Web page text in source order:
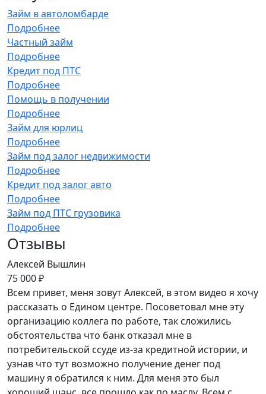
Займ в автоломбарде
Подробнее
Частный займ
Подробнее
Кредит под ПТС
Подробнее
Помощь в получении
Подробнее
Займ для юрлиц
Подробнее
Займ под залог недвижимости
Подробнее
Кредит под залог авто
Подробнее
Займ под ПТС грузовика
Подробнее
Отзывы
Алексей Вышлин
75 000 ₽
Всем привет, меня зовут Алексей, в этом видео я хочу
рассказать о Едином центре. Посоветовал мне эту
организацию коллега по работе, так сложились
обстоятельства что банк отказал мне в
потребительской ссуде из-за кредитной истории, и
узнав что тут возможно получение денег под
машину я обратился к ним. Для меня это был